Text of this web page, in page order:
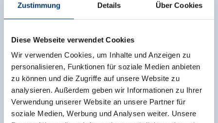
Zustimmung Details Über Cookies
Diese Webseite verwendet Cookies
Wir verwenden Cookies, um Inhalte und Anzeigen zu
personalisieren, Funktionen für soziale Medien anbieten
zu können und die Zugriffe auf unsere Website zu
analysieren. Außerdem geben wir Informationen zu Ihrer
Verwendung unserer Website an unsere Partner für
soziale Medien, Werbung und Analysen weiter. Unsere
LATSCHENLAND
GERLOS
ABENTEUERLAND
GERLOS
Wer Lust auf einen abwechslungsreichen
Tag hat, ist hier genau richtig! Von
Baumhäusern bis hin zum Hochseilgarten,
LATSCHENLAND
GERLOS
ABENTEUERLAND
GERLOS